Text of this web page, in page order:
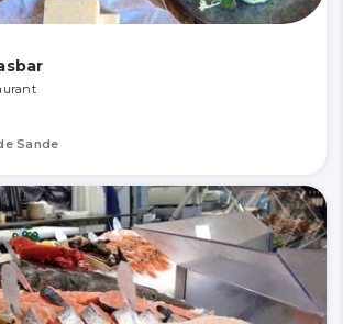
Sande